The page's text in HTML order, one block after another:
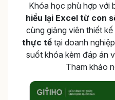
Khóa học phù hợp với
hiểu lại Excel từ con
cùng giảng viên thiết kế
thực tếtại doanh
suốt khóa kèm đáp án
Tham khảo